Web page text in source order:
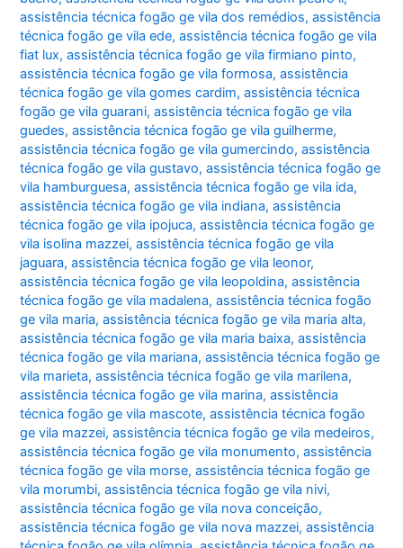
assistência técnica fogão ge vila dos remédios,assistência
técnica fogão ge vila ede,assistência técnica fogão ge vila
fiat lux,assistência técnica fogão ge vila firmiano pinto,
assistência técnica fogão ge vila formosa,assistência
técnica fogão ge vila gomes cardim,assistência técnica
fogão ge vila guarani,assistência técnica fogão ge vila
guedes,assistência técnica fogão ge vila guilherme,
assistência técnica fogão ge vila gumercindo,assistência
técnica fogão ge vila gustavo,assistência técnica fogão ge
vila hamburguesa,assistência técnica fogão ge vila ida,
assistência técnica fogão ge vila indiana,assistência
técnica fogão ge vila ipojuca,assistência técnica fogão ge
vila isolina mazzei,assistência técnica fogão ge vila
jaguara,assistência técnica fogão ge vila leonor,
assistência técnica fogão ge vila leopoldina,assistência
técnica fogão ge vila madalena,assistência técnica fogão
ge vila maria,assistência técnica fogão ge vila maria alta,
assistência técnica fogão ge vila maria baixa,assistência
técnica fogão ge vila mariana,assistência técnica fogão ge
vila marieta,assistência técnica fogão ge vila marilena,
assistência técnica fogão ge vila marina,assistência
técnica fogão ge vila mascote,assistência técnica fogão
ge vila mazzei,assistência técnica fogão ge vila medeiros,
assistência técnica fogão ge vila monumento,assistência
técnica fogão ge vila morse,assistência técnica fogão ge
vila morumbi,assistência técnica fogão ge vila nivi,
assistência técnica fogão ge vila nova conceição,
assistência técnica fogão ge vila nova mazzei,assistência